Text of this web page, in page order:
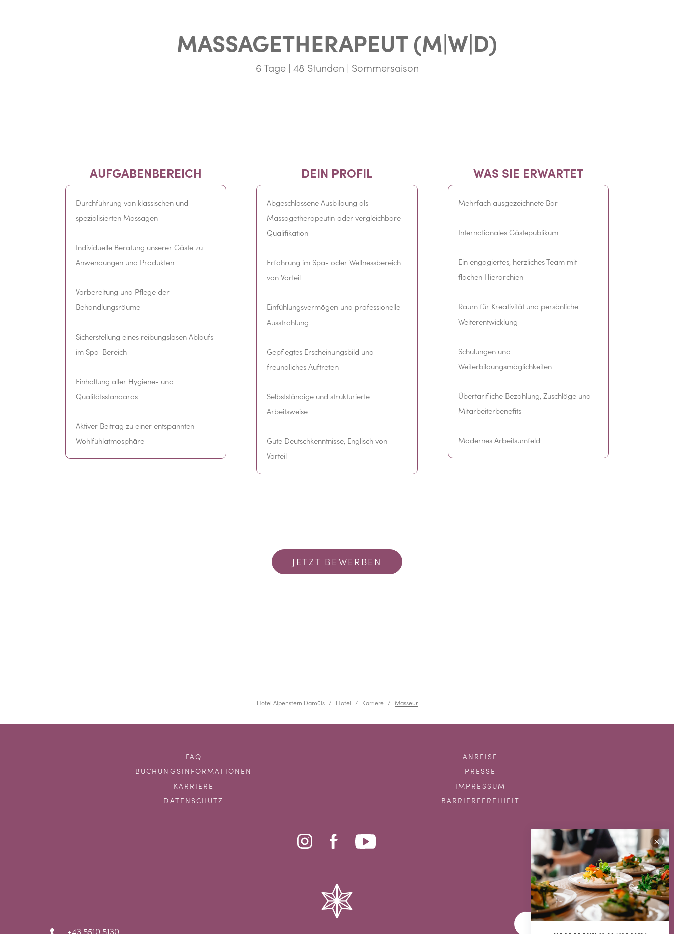
MASSAGETHERAPEUT (M|W|D)
6 Tage | 48 Stunden | Sommersaison
AUFGABENBEREICH
Durchführung von klassischen und
spezialisierten Massagen
Individuelle Beratung unserer Gäste zu
Anwendungen und Produkten
Vorbereitung und Pflege der
Behandlungsräume
Sicherstellung eines reibungslosen Ablaufs
im Spa-Bereich
Einhaltung aller Hygiene- und
Qualitätsstandards
Aktiver Beitrag zu einer entspannten
Wohlfühlatmosphäre
DEIN PROFIL
Abgeschlossene Ausbildung als
Massagetherapeutin oder vergleichbare
Qualifikation
Erfahrung im Spa- oder Wellnessbereich
von Vorteil
Einfühlungsvermögen und professionelle
Ausstrahlung
Gepflegtes Erscheinungsbild und
freundliches Auftreten
Selbstständige und strukturierte
Arbeitsweise
Gute Deutschkenntnisse, Englisch von
Vorteil
WAS SIE ERWARTET
Mehrfach ausgezeichnete Bar
Internationales Gästepublikum
Ein engagiertes, herzliches Team mit
flachen Hierarchien
Raum für Kreativität und persönliche
Weiterentwicklung
Schulungen und
Weiterbildungsmöglichkeiten
Übertarifliche Bezahlung, Zuschläge und
Mitarbeiterbenefits
Modernes Arbeitsumfeld
JETZT BEWERBEN
Hotel Alpenstern Damüls Hotel Karriere Masseur
FAQ
ANREISE
BUCHUNGSINFORMATIONEN
PRESSE
KARRIERE
IMPRESSUM
DATENSCHUTZ
BARRIEREFREIHEIT
+43 5510 5130
GUTSCHEINE